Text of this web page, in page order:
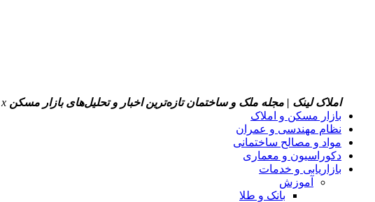
املاک لینک | مجله ملک و ساختمان تازه‌ترین اخبار و تحلیل‌های بازار مسکن x
بازار مسکن و املاک
نظام مهندسی و عمران
مواد و مصالح ساختمانی
دکوراسیون و معماری
بازاریابی و خدمات
آموزش
بانک و طلا